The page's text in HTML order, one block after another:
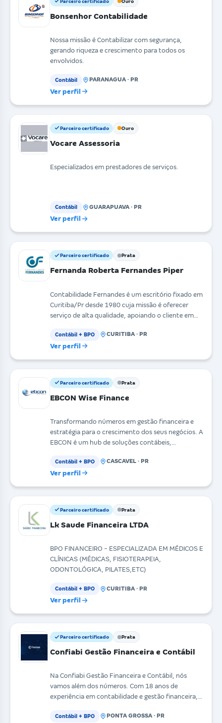
Bonsenhor Contabilidade
Nossa missão é Contabilizar com segurança,
gerando riqueza e crescimento para todos os
envolvidos.
Contábil PARANAGUA · PR
Ver perfil
Parceiro certificado Ouro
Vocare Assessoria
Especializados em prestadores de serviços.
Contábil GUARAPUAVA · PR
Ver perfil
Parceiro certificado Prata
Fernanda Roberta Fernandes Piper
Contabilidade Fernandes é um escritório fixado em
Curitiba/Pr desde 1980 cuja missão é oferecer
serviço de alta qualidade, apoiando o cliente em
Contábil + BPO CURITIBA · PR
Ver perfil
Parceiro certificado Prata
EBCON Wise Finance
Transformando números em gestão financeira e
estratégia para o crescimento dos seus negócios. A
EBCON é um hub de soluções contábeis,
Contábil + BPO CASCAVEL · PR
Ver perfil
Parceiro certificado Prata
Lk Saude Financeira LTDA
BPO FINANCEIRO - ESPECIALIZADA EM MÉDICOS E
CLÍNICAS (MÉDICAS, FISIOTERAPEIA,
ODONTOLÓGICA, PILATES,ETC)
Contábil + BPO CURITIBA · PR
Ver perfil
Parceiro certificado Prata
Confiabi Gestão Financeira e Contábil
Na Confiabi Gestão Financeira e Contábil, nós
vamos além dos números. Com 18 anos de
experiência em contabilidade e gestão financeira,
Contábil + BPO PONTA GROSSA · PR